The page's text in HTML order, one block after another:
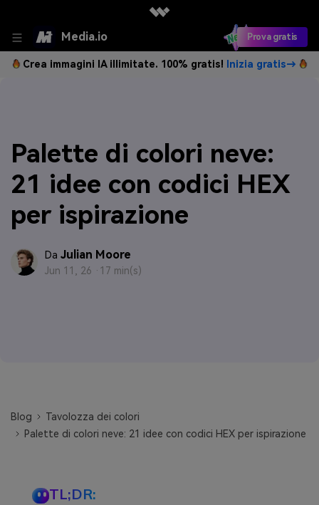
Media.io Prova gratis
Crea immagini IA illimitate. 100% gratis! Inizia gratis→
Palette di colori neve:
21 idee con codici HEX
per ispirazione
Da Julian Moore
Jun 11, 26 · 17 min(s)
Blog
Tavolozza dei colori
Palette di colori neve: 21 idee con codici HEX per ispirazione
TL;DR: